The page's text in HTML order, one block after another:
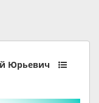
Юрьевич